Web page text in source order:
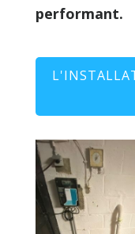
performant.